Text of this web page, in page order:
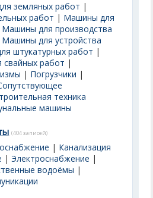
земляных работ |
работ | Машины для
Машины для производства
Машины для устройства
штукатурных работ |
свайных работ |
| Погрузчики |
техника
машины
(404 записей)
| Канализация
|Электроснабжение |
водоёмы |